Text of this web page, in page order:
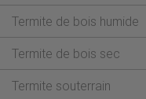
Termite de bois humide
Termite de bois sec
Termite souterrain